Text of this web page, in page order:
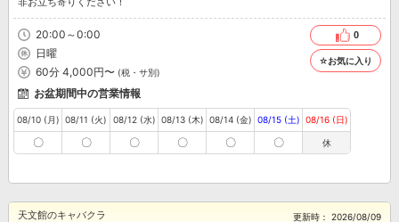
20:00～0:00
日曜
60分 4,000円〜 (税・サ別)
0
☆お気に入り
お盆期間中の営業情報
08/10 (月)
〇
08/11 (火)
〇
08/12 (水)
〇
08/13 (木)
〇
08/14 (金)
〇
08/15 (土)
〇
08/16 (日)
休
天文館のキャバクラ 更新時： 2026/08/09